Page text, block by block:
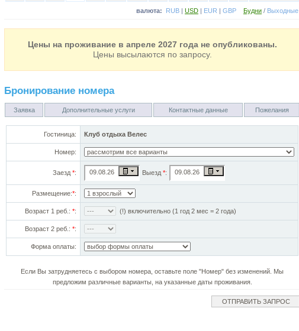
валюта: RUB | USD | EUR | GBP Будни / Выходные
Цены на проживание в апреле 2027 года не опубликованы.
Цены высылаются по запросу.
Бронирование номера
Заявка Дополнительные услуги Контактные данные Пожелания
Гостиница: Клуб отдыха Велес
Номер:
Заезд *: Выезд *:
Размещение:*:
Возраст 1 реб.: *: (!) включительно (1 год 2 мес = 2 года)
Возраст 2 реб.: *:
Форма оплаты:
Если Вы затрудняетесь с выбором номера, оставьте поле "Номер" без изменений. Мы
предложим различные варианты, на указанные даты проживания.